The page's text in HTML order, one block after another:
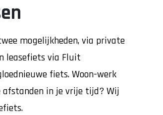
mogelijkheden, via private
leasefiets via Fluit
fiets. Woon-werk
afstanden in je vrije tijd? Wij